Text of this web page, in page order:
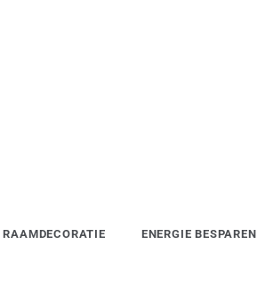
RAAMDECORATIE ENERGIE BESPAREN